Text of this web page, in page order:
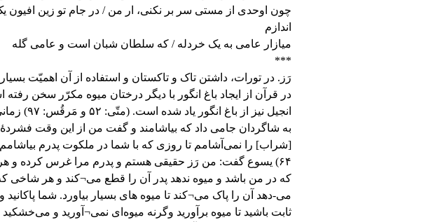
چون اوحدی از مستی سر بر نکنی، ار من / در جام تو زین افیون
اندازم
میازار عامی به یک خردله / که سلطان شبان است و عامی گله
***
رَز. در تورات، داشتن تاک و تاکستان و استفاده از آن اهمیّت بسیار
در قرآن از ایجاد باغ انگور با دیگر درختان میوه مکرّر سخن رفته
انجیل نیز از باغ انگور یاد
به شاگردان جامی داد که بیاشامند و گفت من از این وقت فشردۀ
[شراب] را نمی‌آشامم تا روزی که با شما در ملکوت پدرم
۶۴) یسوع گفت: من رَز حقیقی هستم و پدرم مرا غرس کرده و
که در من باشد و میوه ندهد پدر آن را قطع می¬کند و هر شاخی
می-دهد آن را پاک می¬کند تا میوه های بسیار بیاورد. شما پاکانید
ثابت باشید تا میوه برآورید وگرنه میوه‌ای نمی¬آورید و می‌خشکید